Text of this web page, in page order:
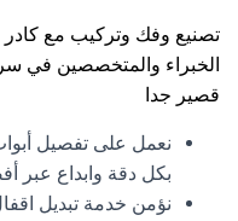
تصنيع وفك وتركيب مع
الخبراء والمتخصصين في
قصير جدا
نعمل على تفصيل
بكل دقة وابداع عبر
نؤمن خدمة تبديل